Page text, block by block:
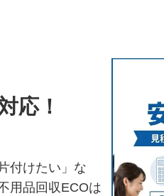
応！
付けたい」な
用品回収ECOは